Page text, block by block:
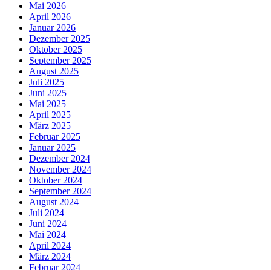
Mai 2026
April 2026
Januar 2026
Dezember 2025
Oktober 2025
September 2025
August 2025
Juli 2025
Juni 2025
Mai 2025
April 2025
März 2025
Februar 2025
Januar 2025
Dezember 2024
November 2024
Oktober 2024
September 2024
August 2024
Juli 2024
Juni 2024
Mai 2024
April 2024
März 2024
Februar 2024